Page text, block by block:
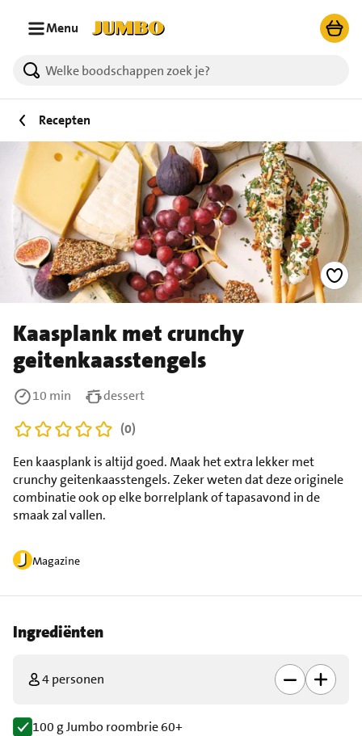
Menu
Recepten
Kaasplank met crunchy
geitenkaasstengels
Magazine
Een kaasplank is altijd goed. Maak het extra lekker met
crunchy geitenkaasstengels. Zeker weten dat deze originele
combinatie ook op elke borrelplank of tapasavond in de
smaak zal vallen.
10 min
dessert
(0)
Ingrediënten
4 personen
100 g Jumbo roombrie 60+